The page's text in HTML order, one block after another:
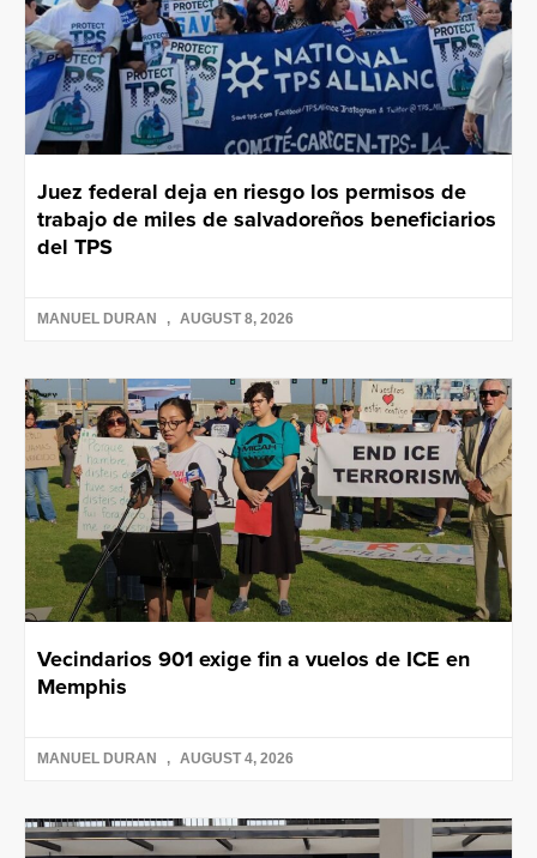
Juez federal deja en riesgo los permisos de
trabajo de miles de salvadoreños beneficiarios
del TPS
MANUEL DURAN AUGUST 8, 2026
Vecindarios 901 exige fin a vuelos de ICE en
Memphis
MANUEL DURAN AUGUST 4, 2026